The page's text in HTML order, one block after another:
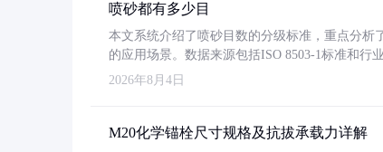
喷砂都有多少目
本文系统介绍了喷砂目数的分级标准，重点分析
的应用场景。数据来源包括ISO 8503-1标准和行
2026年8月4日
M20化学锚栓尺寸规格及抗拔承载力详解